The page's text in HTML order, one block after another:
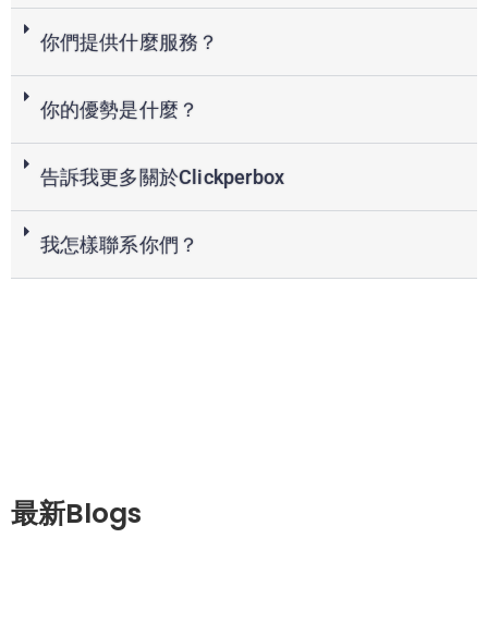
你們提供什麼服務？
你的優勢是什麼？
告訴我更多關於Clickperbox
我怎樣聯系你們？
最新Blogs